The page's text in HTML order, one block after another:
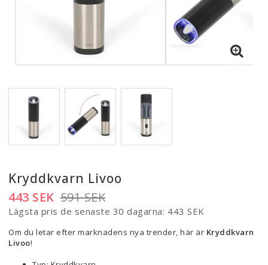
Kryddkvarn Livoo
591 SEK
443 SEK
Lägsta pris de senaste 30 dagarna 443 SEK
Om du letar efter marknadens nya trender, här är Kryddkvarn
Livoo!